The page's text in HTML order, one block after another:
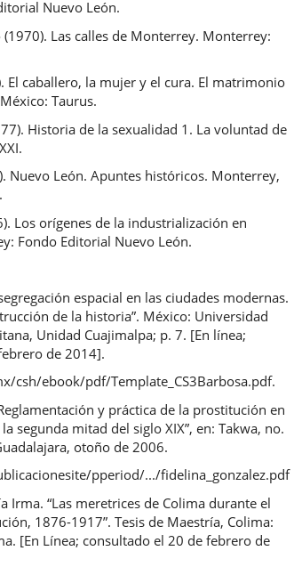
Nuevo León.
(1970). Las calles de Monterrey. Monterrey:
El caballero, la mujer y el cura. El matrimonio
Taurus.
Historia de la sexualidad 1. La voluntad de
Nuevo León. Apuntes históricos. Monterrey,
Los orígenes de la industrialización en
Fondo Editorial Nuevo León.
espacial en las ciudades modernas.
de la historia”. México: Universidad
Unidad Cuajimalpa; p. 7. [En línea;
de 2014].
csh/ebook/pdf/Template_CS3Barbosa.pdf.
y práctica de la prostitución en
segunda mitad del siglo XIX”, en: Takwa, no.
otoño de 2006.
pperiod/.../fidelina_gonzalez.pdf
Irma. “Las meretrices de Colima durante el
1876-1917”. Tesis de Maestría, Colima:
[En Línea; consultado el 20 de febrero de